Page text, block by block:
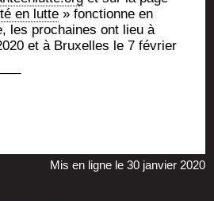
en lutte » fonc­tionne en
les pro­chaines ont lieu à
et à Bruxelles le 7 février
Mis en ligne le 30 janvier 2020